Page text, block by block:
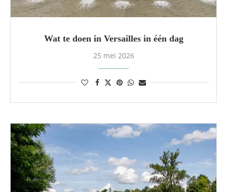
Wat te doen in Versailles in één dag
25 mei 2026